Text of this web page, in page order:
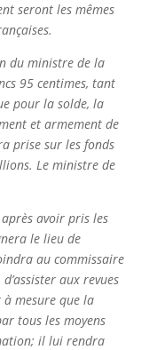
seront les mêmes
du ministre de la
95 centimes, tant
pour la solde, la
et armement de
prise sur les fonds
Le ministre de
après avoir pris les
le lieu de
au commissaire
aux revues
mesure que la
tous les moyens
il lui rendra